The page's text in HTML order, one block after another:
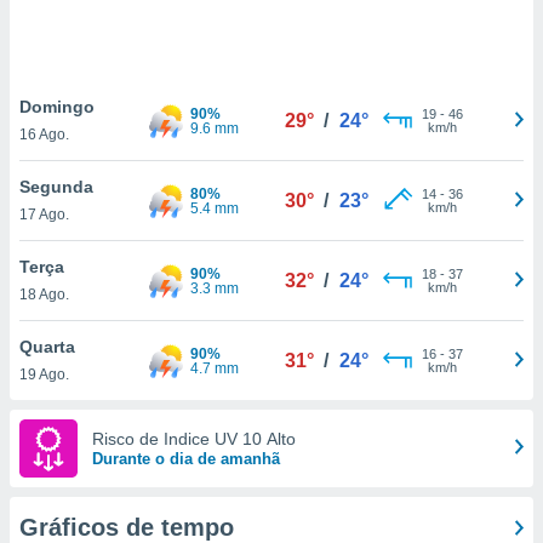
nós e
únicos
para
e
este sitio
IP e
possam
com
Domingo
16 Ago.
90%
9.6 mm
29° / 24° 19- 46
km/h
Segunda
17 Ago.
80%
5.4 mm
30° / 23° 14- 36
km/h
Terça
18 Ago.
90%
3.3 mm
32° / 24° 18- 37
km/h
Quarta
19 Ago.
90%
4.7 mm
31° / 24° 16- 37
km/h
Risco de Indice UV 10 Alto
Durante o dia de amanhã
Gráficos de tempo